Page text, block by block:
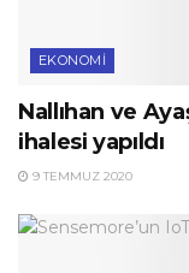
EKONOMI
Nallıhan ve
ihalesi yapıldı
9 TEMMUZ 2020